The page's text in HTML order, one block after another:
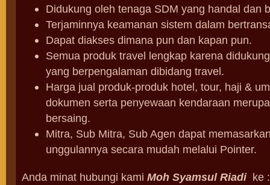
Didukung oleh tenaga SDM yang handal dan
Terjaminnya keamanan sistem dalam
Dapat diakses dimana pun dan kapan pun.
Semua produk travel lengkap karena
yang berpengalaman dibidang travel.
Harga jual produk-produk hotel, tour, haji &
dokumen serta penyewaan kendaraan
bersaing.
Mitra, Sub Mitra, Sub Agen dapat
unggulannya secara mudah melalui Pointer.
Anda minat hubungi kami Moh Syamsul Riadike :